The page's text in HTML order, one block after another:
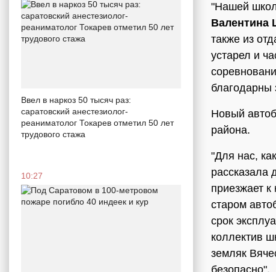
Ввел в наркоз 50 тысяч раз:
саратовский анестезиолог-
реаниматолог Токарев отметил 50 лет
трудового стажа
10:27
"Нашей
Валентина
также из
устарел и
благодарны
Новый
района.
"Для нас,
рассказала
приезжает
старом
срок
коллектив
земляк
безопасно".